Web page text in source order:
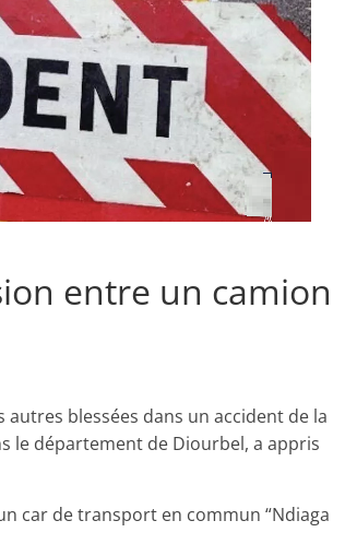
entre un camion
blessées dans un accident de la
le département de Diourbel, a appris
car de transport en commun “Ndiaga